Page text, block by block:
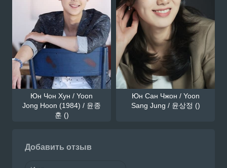
Юн Чон Хун / Yoon
Jong Hoon (1984) / 윤종
훈 ()
Юн Сан Чжон / Yoon
Sang Jung / 윤상정 ()
Добавить отзыв